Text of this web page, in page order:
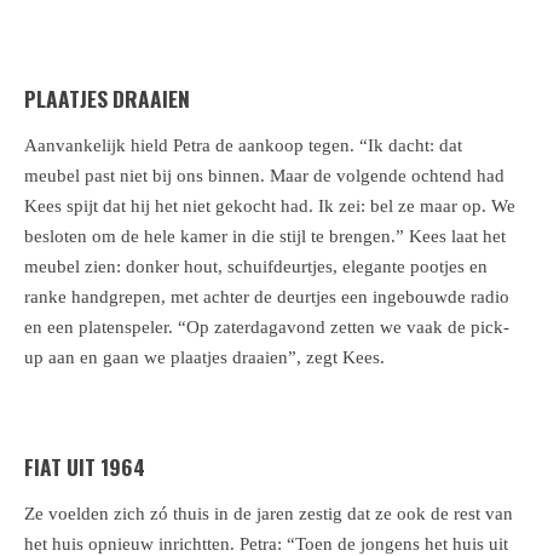
PLAATJES DRAAIEN
Aanvankelijk hield Petra de aankoop tegen. “Ik dacht: dat
meubel past niet bij ons binnen. Maar de volgende ochtend had
Kees spijt dat hij het niet gekocht had. Ik zei: bel ze maar op. We
besloten om de hele kamer in die stijl te brengen.” Kees laat het
meubel zien: donker hout, schuifdeurtjes, elegante pootjes en
ranke handgrepen, met achter de deurtjes een ingebouwde radio
en een platenspeler. “Op zaterdagavond zetten we vaak de pick-
up aan en gaan we plaatjes draaien”, zegt Kees.
FIAT UIT 1964
Ze voelden zich zó thuis in de jaren zestig dat ze ook de rest van
het huis opnieuw inrichtten. Petra: “Toen de jongens het huis uit